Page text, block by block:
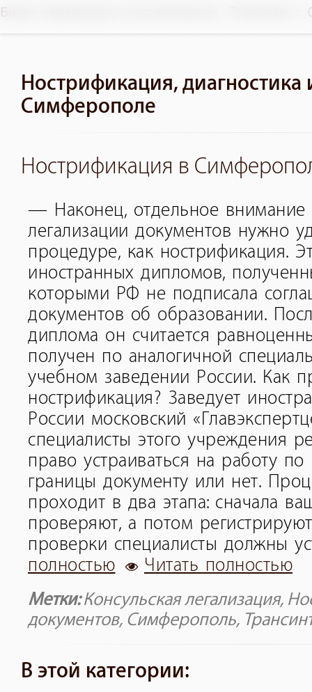
Бюро переводов и тестирования - Transinter
Нострификация, диагностика
Симферополе
Нострификация в
— Наконец, отдельное внимание
легализации документов нужно
процедуре, как нострификация.
иностранных дипломов,
которыми РФ не подписала
документов об образовании.
диплома он считается
получен по аналогичной
учебном заведении России. Как
нострификация? Заведует
России московский
специалисты этого учреждения
право устраиваться на работу
границы документу или нет.
проходит в два этапа: сначала
проверяют, а потом
проверки специалисты должны
полностью
Читать полностью
Метки:Консульская легализация,
документов, Симферополь,
В этой категории: